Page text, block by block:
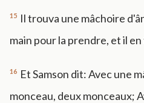
15 Il trouva une mâchoire
main pour la prendre, et il
16 Et Samson dit: Avec une
monceau, deux monceaux;